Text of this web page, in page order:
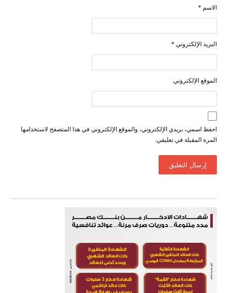
الاسم *
البريد الإلكتروني *
الموقع الإلكتروني
احفظ اسمي، بريدي الإلكتروني، والموقع الإلكتروني في هذا المتصفح لاستخدامها
المرة المقبلة في تعليقي.